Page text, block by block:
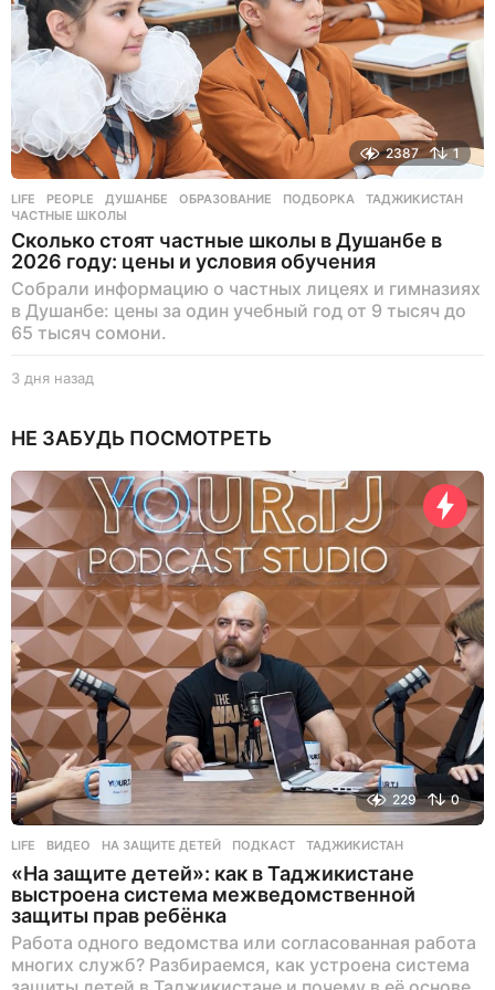
2387 1
LIFE ,PEOPLE ДУШАНБЕ ,ОБРАЗОВАНИЕ ,ПОДБОРКА ,ТАДЖИКИСТАН
ЧАСТНЫЕ ШКОЛЫ
Сколько стоят частные школы в Душанбе в
2026 году: цены и условия обучения
Собрали информацию о частных лицеях и гимназиях
в Душанбе: цены за один учебный год от 9 тысяч до
65 тысяч сомони.
3 дня назад
я
а
з
д
НЕ ЗАБУДЬ ПОСМОТРЕТЬ
229 0
LIFE ВИДЕО ,НА ЗАЩИТЕ ДЕТЕЙ ,ПОДКАСТ ,ТАДЖИКИСТАН
«На защите детей»: как в Таджикистане
выстроена система межведомственной
защиты прав ребёнка
Работа одного ведомства или согласованная работа
многих служб? Разбираемся, как устроена система